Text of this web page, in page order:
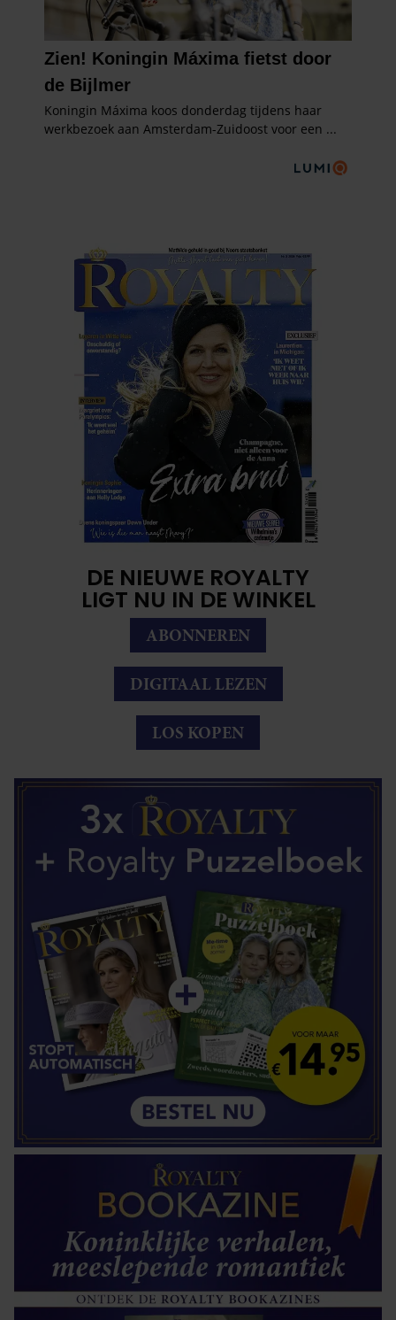
DE NIEUWE ROYALTY
LIGT NU IN DE WINKEL
ABONNEREN
DIGITAAL LEZEN
LOS KOPEN